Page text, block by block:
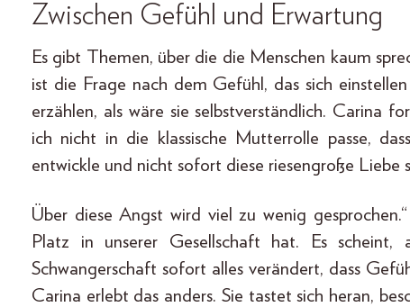
Zwischen Gefühl und Erwartung
Es gibt Themen, über die die Menschen kaum
ist die Frage nach dem Gefühl, das sich
erzählen, als wäre sie selbstverständlich. Carina
ich nicht in die klassische Mutterrolle passe,
entwickle und nicht sofort diese riesengroße Liebe
Über diese Angst wird viel zu wenig
Platz in unserer Gesellschaft hat. Es
Schwangerschaft sofort alles verändert, dass
Carina erlebt das anders. Sie tastet sich heran,